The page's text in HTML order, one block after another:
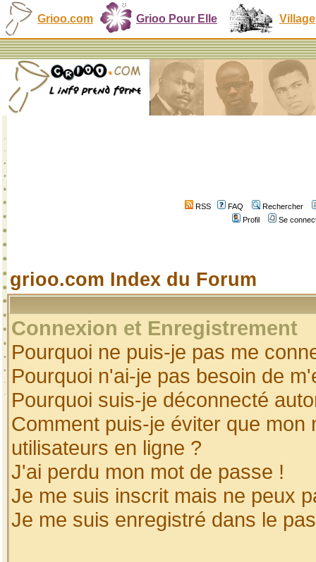
Grioo.com Grioo Pour Elle Village
RSS FAQ
Rechercher
Profil
Se
grioo.com Index du Forum
Connexion et Enregistrement
Pourquoi ne puis-je pas me
Pourquoi n'ai-je pas besoin de
Pourquoi suis-je déconnecté
Comment puis-je éviter que
utilisateurs en ligne ?
J'ai perdu mon mot de passe !
Je me suis inscrit mais ne peux
Je me suis enregistré dans le